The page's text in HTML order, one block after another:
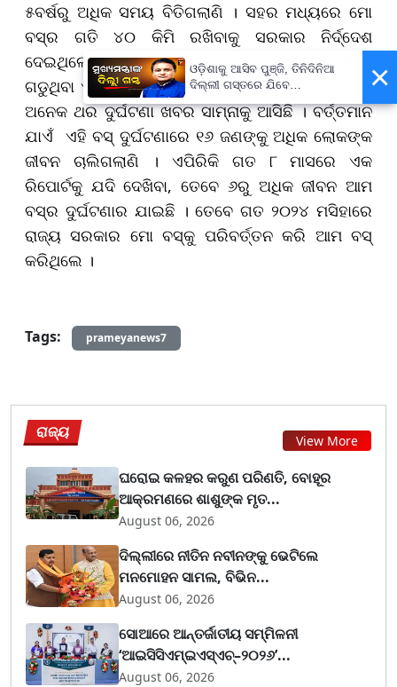
୫ବର୍ଷରୁ ଅଧିକ ସମୟ ବିତିଗଲାଣି । ସହର ମଧ୍ୟରେ ମୋ
ବସ୍‌ର ଗତି ୪୦ କିମି ରଖିବାକୁ ସରକାର ନିର୍ଦ୍ଦେଶ
ଦେଇଥିଲେ । ହେଲେ ସମୟ ସମୟରେ ରାଜଧାନୀରେ
ଗଡୁଥିବା ଏହି ବସ୍‌ ଅଧିକ ଗତିରେ ଗଡିଥାଏ । ଯାହାଫଳରେ
ଅନେକ ଥର ଦୁର୍ଘଟଣା ଖବର ସାମ୍ନାକୁ ଆସିଛି । ବର୍ତ୍ତମାନ
ଯାଏଁ ଏହି ବସ୍‌ ଦୁର୍ଘଟଣାରେ ୧୬ ଜଣଙ୍କୁ ଅଧିକ ଲୋକଙ୍କ
ଜୀବନ ଚାଲିଗଲାଣି । ଏପିରିକି ଗତ ୮ ମାସରେ ଏକ
ରିପୋର୍ଟକୁ ଯଦି ଦେଖିବା, ତେବେ ୬ରୁ ଅଧିକ ଜୀବନ ଆମ
ବସ୍‌ର ଦୁର୍ଘଟଣାର ଯାଇଛି । ତେବେ ଗତ ୨୦୨୪ ମସିହାରେ
ରାଜ୍ୟ ସରକାର ମୋ ବସ୍‌କୁ ପରିବର୍ତ୍ତନ କରି ଆମ ବସ୍‌
କରିଥିଲେ ।
Tags: prameyanews7
ରାଜ୍ୟ View More
ଘରୋଇ କଳହର କରୁଣ ପରିଣତି, ବୋହୂର
ଆକ୍ରମଣରେ ଶାଶୁଙ୍କ ମୃତ...
August 06, 2026
ଦିଲ୍ଲୀରେ ନୀତିନ ନବୀନଙ୍କୁ ଭେଟିଲେ
ମନମୋହନ ସାମଲ, ବିଭିନ...
August 06, 2026
ସୋଆରେ ଆନ୍ତର୍ଜାତୀୟ ସମ୍ମିଳନୀ
‘ଆଇସିସିଏମ୍ଇଏସ୍ଏଚ୍–୨୦୨୬’...
August 06, 2026
×
ଓଡ଼ିଶାକୁ ଆସିବ ପୁଞ୍ଜି, ତିନିଦିନିଆ
ଦିଲ୍ଲୀ ଗସ୍ତରେ ଯିବେ
ମୁଖ୍ୟମନ୍ତ୍ରୀ ମୋହନ ମାଝୀ